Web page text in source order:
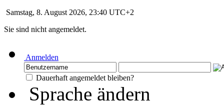
Samstag, 8. August 2026, 23:40 UTC+2
Sie sind nicht angemeldet.
Anmelden
Dauerhaft angemeldet bleiben?
Sprache ändern